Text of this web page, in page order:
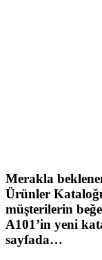
Merakla
Ürünler
müşterilerin
A101’in yeni
sayfada…